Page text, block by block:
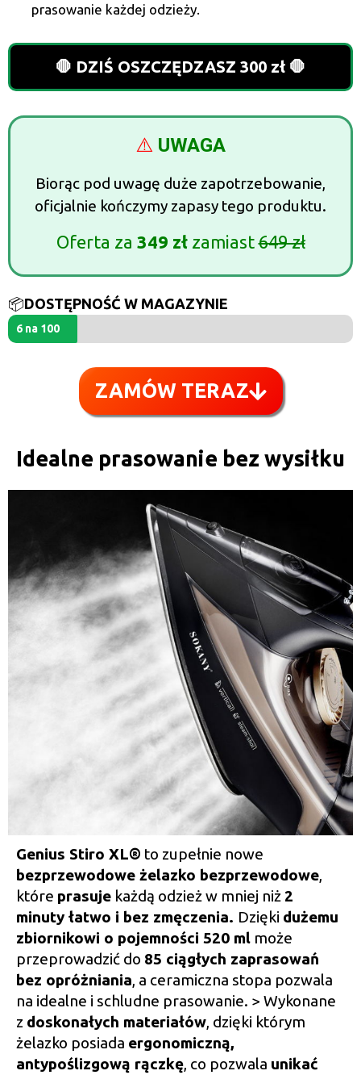
prasowanie każdej odzieży.
🛑 DZIŚ OSZCZĘDZASZ 300 zł 🛑
⚠️ UWAGA
Biorąc pod uwagę duże zapotrzebowanie,
oficjalnie kończymy zapasy tego produktu.
Oferta za 349 zł zamiast649 zł
📦DOSTĘPNOŚĆ W MAGAZYNIE
6 na 100
ZAMÓW TERAZ
Idealne prasowanie bez wysiłku
Genius Stiro XL® to zupełnie nowe
bezprzewodowe żelazko bezprzewodowe,
które prasuje każdą odzież w mniej niż2
minuty łatwo i bez zmęczenia. Dzięki dużemu
zbiornikowi o pojemności 520 ml może
przeprowadzić do 85 ciągłych zaprasowań
bez opróżniania, a ceramiczna stopa pozwala
na idealne i schludne prasowanie. > Wykonane
z doskonałych materiałów, dzięki którym
żelazko posiada ergonomiczną,
antypoślizgową rączkę, co pozwala unikać